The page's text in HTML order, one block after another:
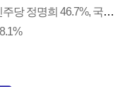
북구청장 선거 북갑 여론은…더불어민주당 정명희 46.7%, 국민의힘 오태원 37.4%